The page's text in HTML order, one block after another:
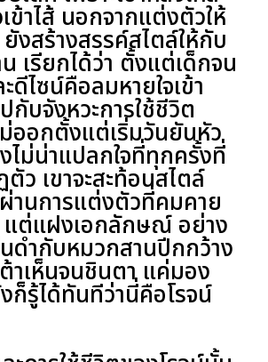
ข้าไส้ นอกจากแต่งตัวให้
งสร้างสรรค์สไตล์ให้กับ
เรียกได้ว่า ตั้งแต่เด็กจน
ดีไซน์คือลมหายใจเข้า
กับจังหวะการใช้ชีวิต
ออกตั้งแต่เริ่มวันยันหัว
ไม่น่าแปลกใจที่ทุกครั้งที่
ตัว เขาจะสะท้อนสไตล์
านการแต่งตัวที่คมคาย
แต่แฝงเอกลักษณ์ อย่าง
ดำกับหมวกสานปีกกว้าง
เห็นจนชินตา แค่มอง
ก็รู้ได้ทันทีว่านี่คือโรจน์